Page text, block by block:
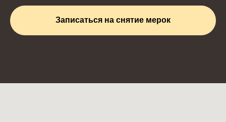
Записаться на снятие мерок